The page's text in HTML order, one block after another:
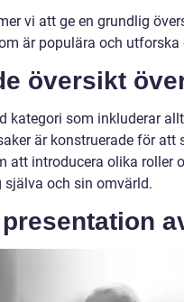
vi att ge en grundlig
är populära och
översikt
kategori som inkluderar
är konstruerade för
att introducera olika
själva och sin omvärld.